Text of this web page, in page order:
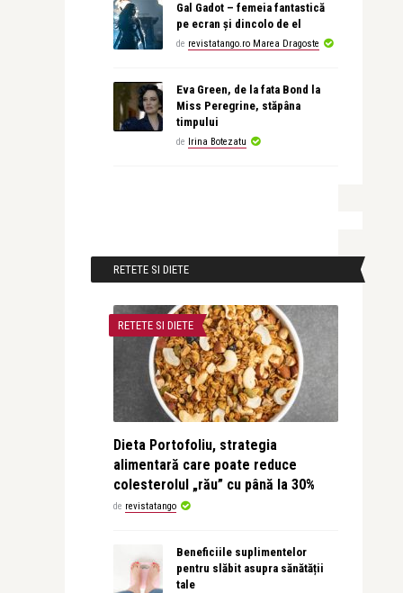
Gal Gadot – femeia fantastică
pe ecran și dincolo de el
de revistatango.ro Marea Dragoste
Eva Green, de la fata Bond la
Miss Peregrine, stăpâna
timpului
de Irina Botezatu
RETETE SI DIETE
RETETE SI DIETE
Dieta Portofoliu, strategia
alimentară care poate reduce
colesterolul „rău” cu până la 30%
de revistatango
Beneficiile suplimentelor
pentru slăbit asupra sănătății
tale